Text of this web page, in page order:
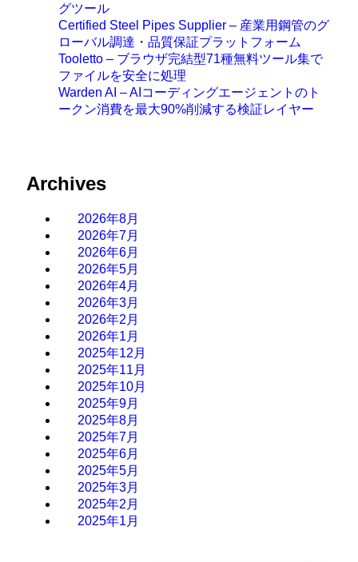
グツール
Certified Steel Pipes Supplier – 産業用鋼管のグ
ローバル調達・品質保証プラットフォーム
Tooletto – ブラウザ完結型71種無料ツール集で
ファイルを安全に処理
Warden AI – AIコーディングエージェントのト
ークン消費を最大90%削減する検証レイヤー
Archives
2026年8月
2026年7月
2026年6月
2026年5月
2026年4月
2026年3月
2026年2月
2026年1月
2025年12月
2025年11月
2025年10月
2025年9月
2025年8月
2025年7月
2025年6月
2025年5月
2025年3月
2025年2月
2025年1月